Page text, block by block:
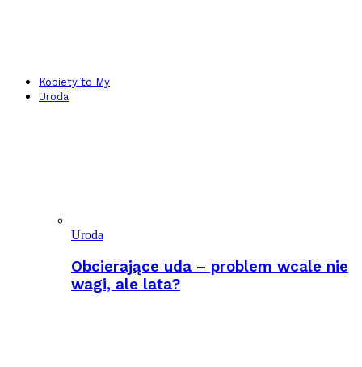
Kobiety to My
Uroda
Uroda
Obcierające uda – problem wcale nie
wagi, ale lata?